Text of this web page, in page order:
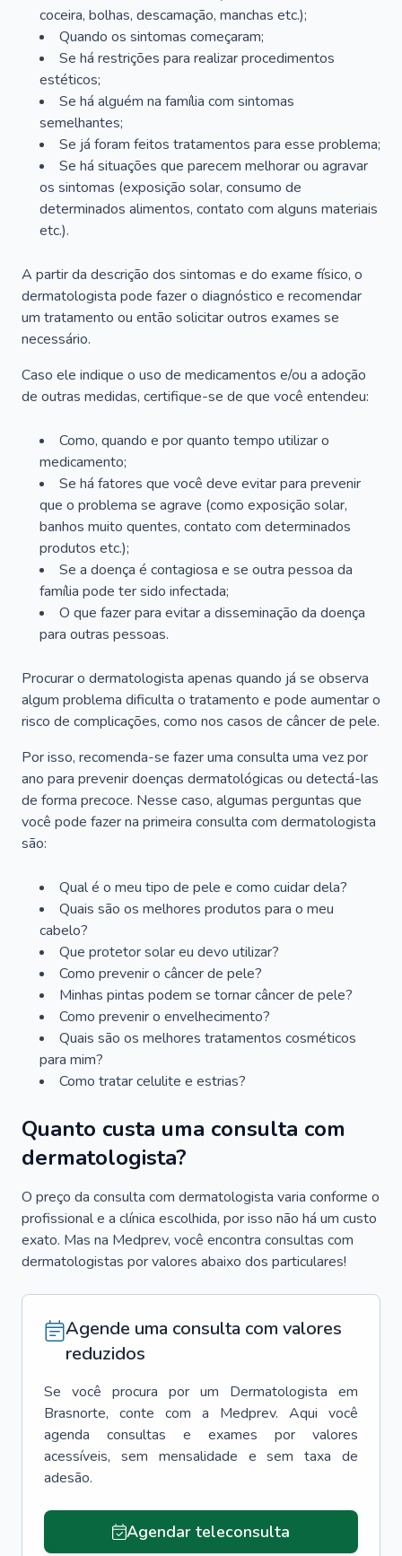
coceira, bolhas, descamação, manchas etc.);
Quando os sintomas começaram;
Se há restrições para realizar procedimentos
estéticos;
Se há alguém na família com sintomas
semelhantes;
Se já foram feitos tratamentos para esse problema;
Se há situações que parecem melhorar ou agravar
os sintomas (exposição solar, consumo de
determinados alimentos, contato com alguns materiais
etc.).
A partir da descrição dos sintomas e do exame físico, o
dermatologista pode fazer o diagnóstico e recomendar
um tratamento ou então solicitar outros exames se
necessário.
Caso ele indique o uso de medicamentos e/ou a adoção
de outras medidas, certifique-se de que você entendeu:
Como, quando e por quanto tempo utilizar o
medicamento;
Se há fatores que você deve evitar para prevenir
que o problema se agrave (como exposição solar,
banhos muito quentes, contato com determinados
produtos etc.);
Se a doença é contagiosa e se outra pessoa da
família pode ter sido infectada;
O que fazer para evitar a disseminação da doença
para outras pessoas.
Procurar o dermatologista apenas quando já se observa
algum problema dificulta o tratamento e pode aumentar o
risco de complicações, como nos casos de câncer de pele.
Por isso, recomenda-se fazer uma consulta uma vez por
ano para prevenir doenças dermatológicas ou detectá-las
de forma precoce. Nesse caso, algumas perguntas que
você pode fazer na primeira consulta com dermatologista
são:
Qual é o meu tipo de pele e como cuidar dela?
Quais são os melhores produtos para o meu
cabelo?
Que protetor solar eu devo utilizar?
Como prevenir o câncer de pele?
Minhas pintas podem se tornar câncer de pele?
Como prevenir o envelhecimento?
Quais são os melhores tratamentos cosméticos
para mim?
Como tratar celulite e estrias?
Quanto custa uma consulta com
dermatologista?
O preço da consulta com dermatologista varia conforme o
profissional e a clínica escolhida, por isso não há um custo
exato. Mas na Medprev, você encontra consultas com
dermatologistas por valores abaixo dos particulares!
Agende uma consulta com valores
reduzidos
Se você procura por um Dermatologista em
Brasnorte, conte com a Medprev. Aqui você
agenda consultas e exames por valores
acessíveis, sem mensalidade e sem taxa de
adesão.
Agendar teleconsulta